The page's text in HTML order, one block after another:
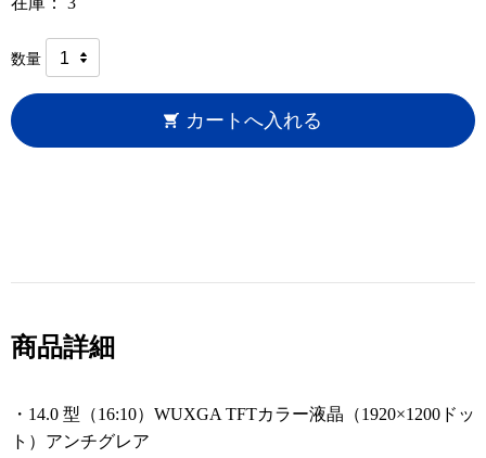
数量
カートへ入れる
商品詳細
・14.0 型（16:10）WUXGA TFTカラー液晶（1920×1200ドッ
ト）アンチグレア